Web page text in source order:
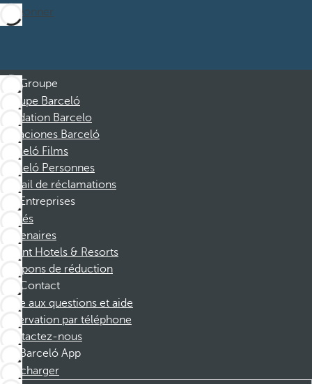
M’abonner
Groupe
Groupe Barceló
Fondation Barcelo
Vacaciones Barceló
Barceló Films
Barceló Personnes
Portail de réclamations
Entreprises
Affiliés
Partenaires
Dorint Hotels & Resorts
Coupons de réduction
Contact
Foire aux questions et aide
Réservation par téléphone
Contactez-nous
Barceló App
Télécharger